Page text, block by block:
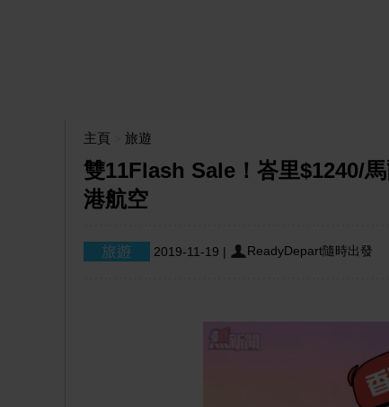
主頁 旅遊
雙11Flash Sale！峇里$1240/
港航空
2019-11-19 | ReadyDepart隨時出發